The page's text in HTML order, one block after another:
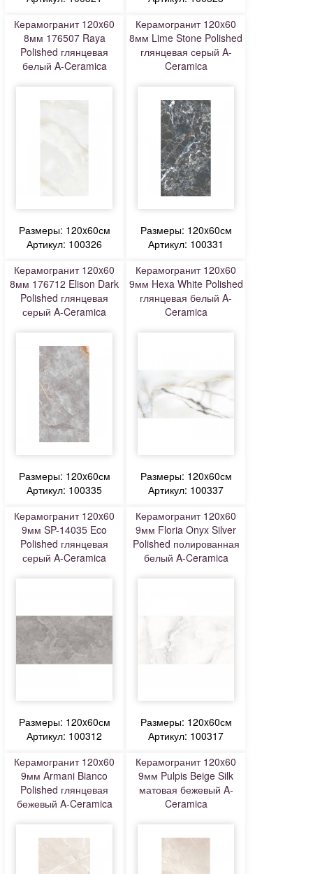
Керамогранит 120x60
8мм 176507 Raya
Polished глянцевая
белый A-Ceramica
Размеры: 120x60см
Артикул: 100326
Керамогранит 120x60
8мм Lime Stone Polished
глянцевая серый A-
Ceramica
Размеры: 120x60см
Артикул: 100331
Керамогранит 120x60
8мм 176712 Elison Dark
Polished глянцевая
серый A-Ceramica
Размеры: 120x60см
Артикул: 100335
Керамогранит 120x60
9мм Hexa White Polished
глянцевая белый A-
Ceramica
Размеры: 120x60см
Артикул: 100337
Керамогранит 120x60
9мм SP-14035 Eco
Polished глянцевая
серый A-Ceramica
Размеры: 120x60см
Артикул: 100312
Керамогранит 120x60
9мм Floria Onyx Silver
Polished полированная
белый A-Ceramica
Размеры: 120x60см
Артикул: 100317
Керамогранит 120x60
9мм Armani Bianco
Polished глянцевая
бежевый A-Ceramica
Керамогранит 120x60
9мм Pulpis Beige Silk
матовая бежевый A-
Ceramica